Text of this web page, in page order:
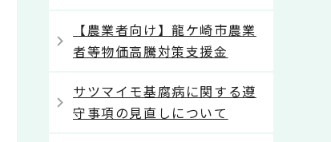
【農業者向け】龍ケ崎市農業
者等物価高騰対策支援金
サツマイモ基腐病に関する遵
守事項の見直しについて